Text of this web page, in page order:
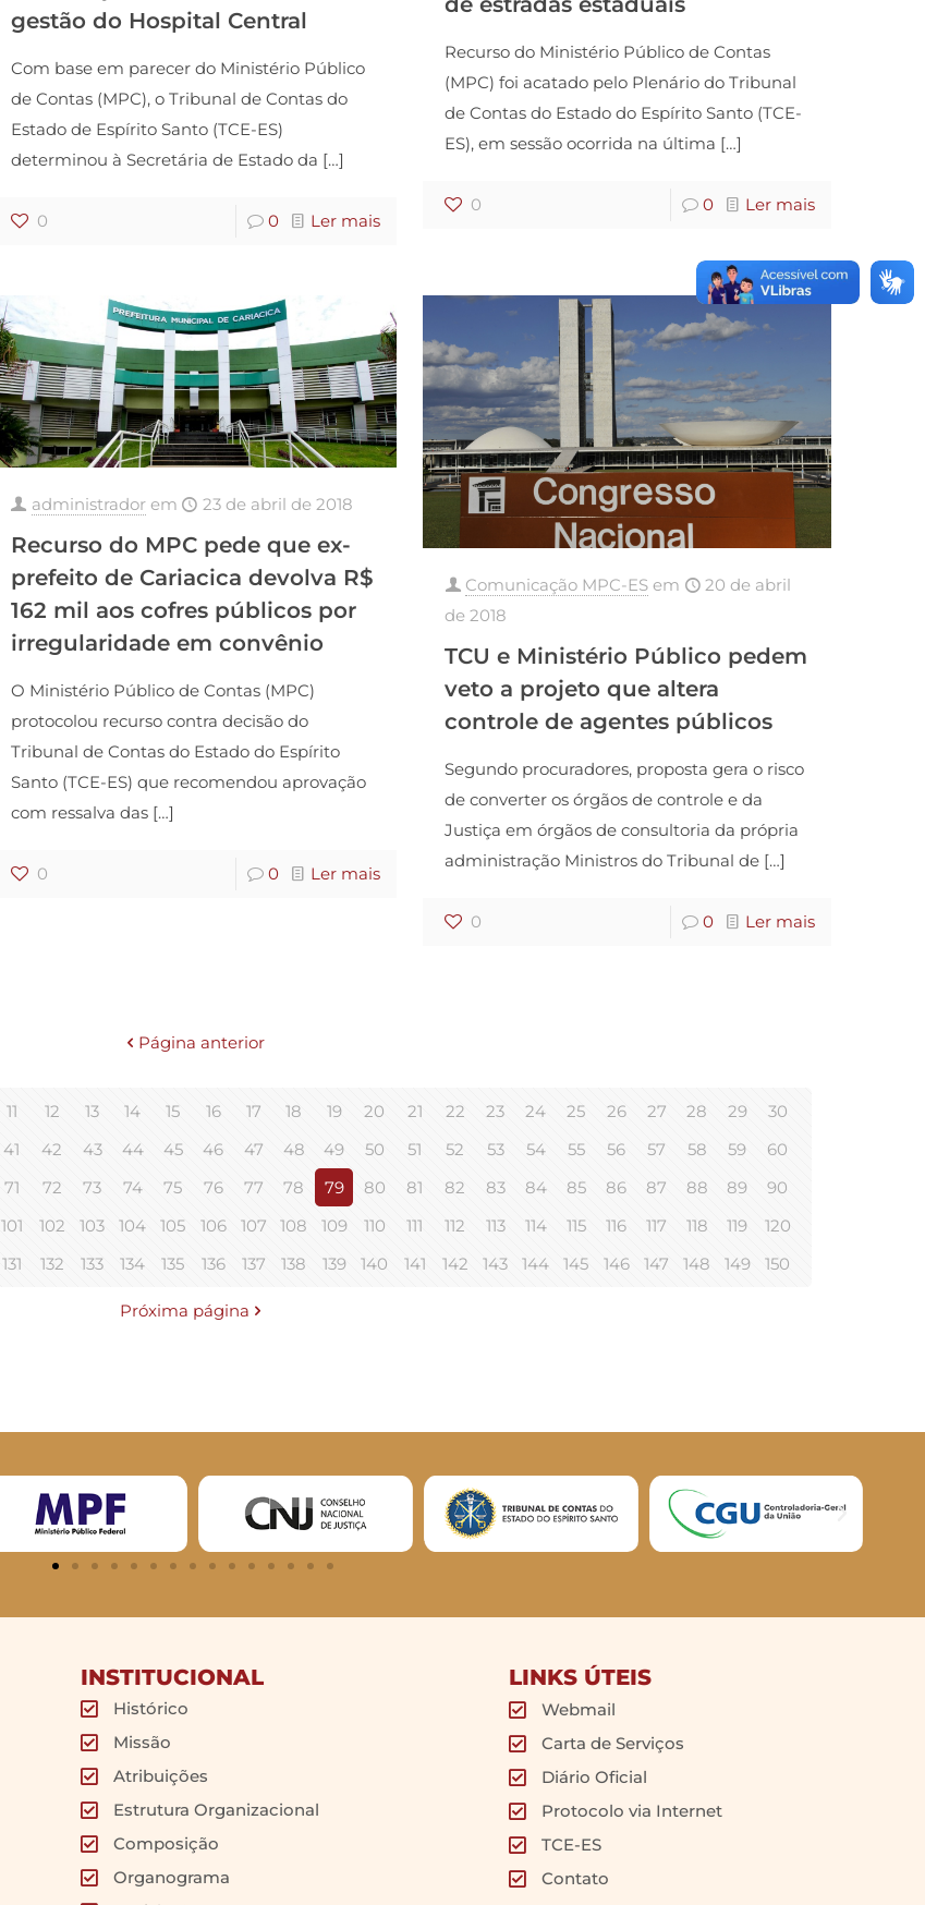
gestão do Hospital Central
Com base em parecer do Ministério Público
de Contas (MPC), o Tribunal de Contas do
Estado de Espírito Santo (TCE-ES)
determinou à Secretária de Estado da […]
0 0 Ler mais
Recurso do Ministério Público de Contas
(MPC) foi acatado pelo Plenário do Tribunal
de Contas do Estado do Espírito Santo (TCE-
ES), em sessão ocorrida na última […]
0 0 Ler mais
administrador em 23 de abril de 2018
Recurso do MPC pede que ex-
prefeito de Cariacica devolva R$
162 mil aos cofres públicos por
irregularidade em convênio
O Ministério Público de Contas (MPC)
protocolou recurso contra decisão do
Tribunal de Contas do Estado do Espírito
Santo (TCE-ES) que recomendou aprovação
com ressalva das[…]
0 0 Ler mais
Comunicação MPC-ES em
20 de abril
de 2018
TCU e Ministério Público pedem
veto a projeto que altera
controle de agentes públicos
Segundo procuradores, proposta gera o risco
de converter os órgãos de controle e da
Justiça em órgãos de consultoria da própria
administração Ministros do Tribunal de […]
0 0 Ler mais
Página anterior
11 12 13 14 15 16 17 18 19 20 21 22 23 24 25 26 27 28 29
30
41 42 43 44 45 46 47 48 49 50 51 52 53 54 55 56 57 58 59
60
71 72 73 74 75 76 77 78 79 80 81 82 83 84 85 86 87 88 89
90
101 102 103 104 105 106 107 108 109 110 111 112 113 114 115 116 117 118 119
120
131 132 133 134 135 136 137 138 139 140 141 142 143 144 145 146 147 148 149 150
Próxima página
INSTITUCIONAL
Histórico
Missão
Atribuições
Estrutura Organizacional
Composição
Organograma
LINKS ÚTEIS
Webmail
Carta de Serviços
Diário Oficial
Protocolo via Internet
TCE-ES
Contato